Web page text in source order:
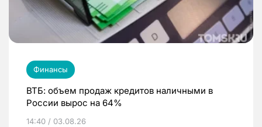
Финансы
ВТБ: объем продаж кредитов наличными в
России вырос на 64%
14:40 / 03.08.26